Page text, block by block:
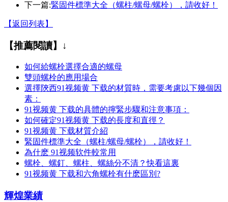
下一篇:緊固件標準大全（螺柱/螺母/螺栓），請收好！
【返回列表】
【推薦閱讀】↓
如何給螺栓選擇合適的螺母
雙頭螺栓的應用場合
選擇陝西91视频黄 下载的材質時，需要考慮以下幾個因
素：
91视频黄 下载的具體的擰緊步驟和注意事項：
如何確定91视频黄 下载的長度和直徑？
91视频黄 下载材質介紹
緊固件標準大全（螺柱/螺母/螺栓），請收好！
為什麽 91视频软件較常用
螺栓、螺釘、螺柱、螺絲分不清？快看這裏
91视频黄 下载和六角螺栓有什麽區別?
輝煌業績